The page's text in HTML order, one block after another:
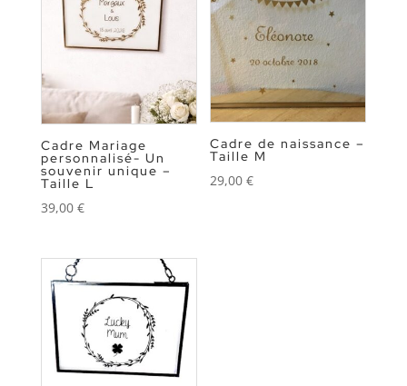
Cadre Mariage
personnalisé- Un
souvenir unique –
Taille L
39,00 €
Cadre de naissance –
Taille M
29,00€